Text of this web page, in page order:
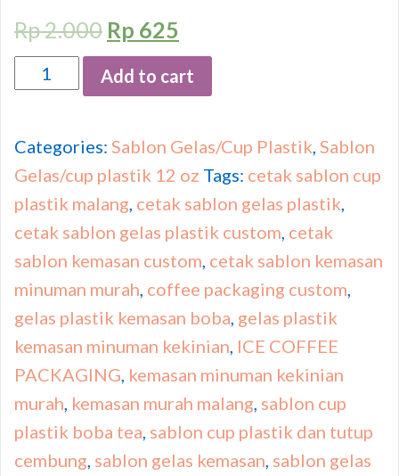
Rp2.000 Rp 625
Quantity Add to cart
Categories: Sablon Gelas/Cup Plastik Sablon
Gelas/cup plastik 12 oz Tags: cetak sablon cup
plastik malang cetak sablon gelas plastik
cetak sablon gelas plastik custom cetak
sablon kemasan custom cetak sablon kemasan
minuman murah coffee packaging custom
gelas plastik kemasan boba gelas plastik
kemasan minuman kekinian ICE COFFEE
PACKAGING kemasan minuman kekinian
murah kemasan murah malang sablon cup
plastik boba tea sablon cup plastik dan tutup
cembung sablon gelas kemasan sablon gelas